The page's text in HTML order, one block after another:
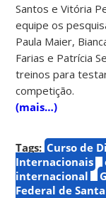
Santos e Vitória
equipe os
Paula Maier,
Farias e Patrícia
treinos para
competição.
(mais…)
Tags: Curso de
Internacionais
internacional
Federal de